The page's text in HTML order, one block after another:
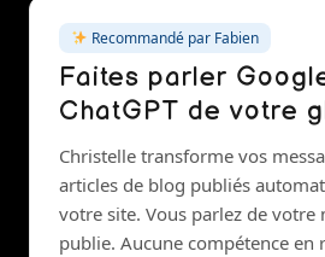
Recommandé par Fabien
Faites parler
ChatGPT de votre
Christelle transforme vos
articles de blog publiés
votre site. Vous parlez de votre
publie. Aucune compétence en